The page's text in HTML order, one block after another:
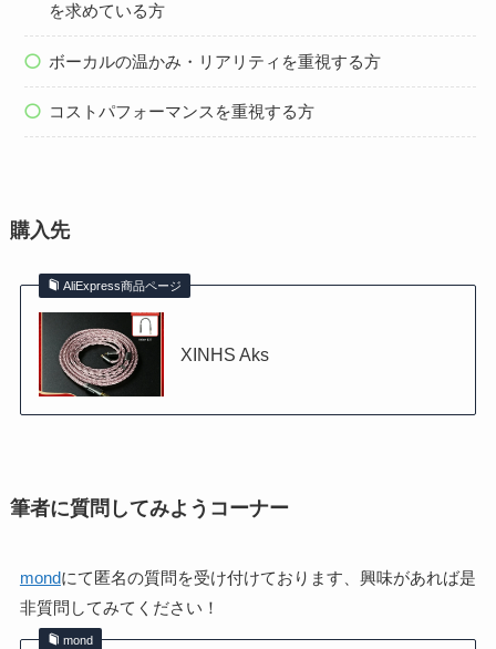
を求めている方
ボーカルの温かみ・リアリティを重視する方
コストパフォーマンスを重視する方
購入先
AliExpress商品ページ
XINHS Aks
筆者に質問してみようコーナー
mondにて匿名の質問を受け付けております、興味があれば是
非質問してみてください！
mond